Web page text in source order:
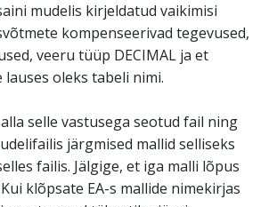
mudelis kirjeldatud vaikimisi
kompenseerivad tegevused,
veeru tüüp DECIMAL ja et
lauses oleks tabeli nimi.
selle vastusega seotud fail ning
järgmised mallid selliseks
failis. Jälgige, et iga malli lõpus
klõpsate EA-s mallide nimekirjas